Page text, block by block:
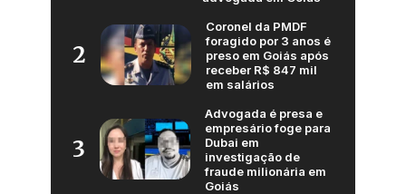
2
Coronel da PMDF
foragido por 3 anos é
preso em Goiás após
receber R$ 847 mil
em salários
3
Advogada é presa e
empresário foge para
Dubai em
investigação de
fraude milionária em
Goiás